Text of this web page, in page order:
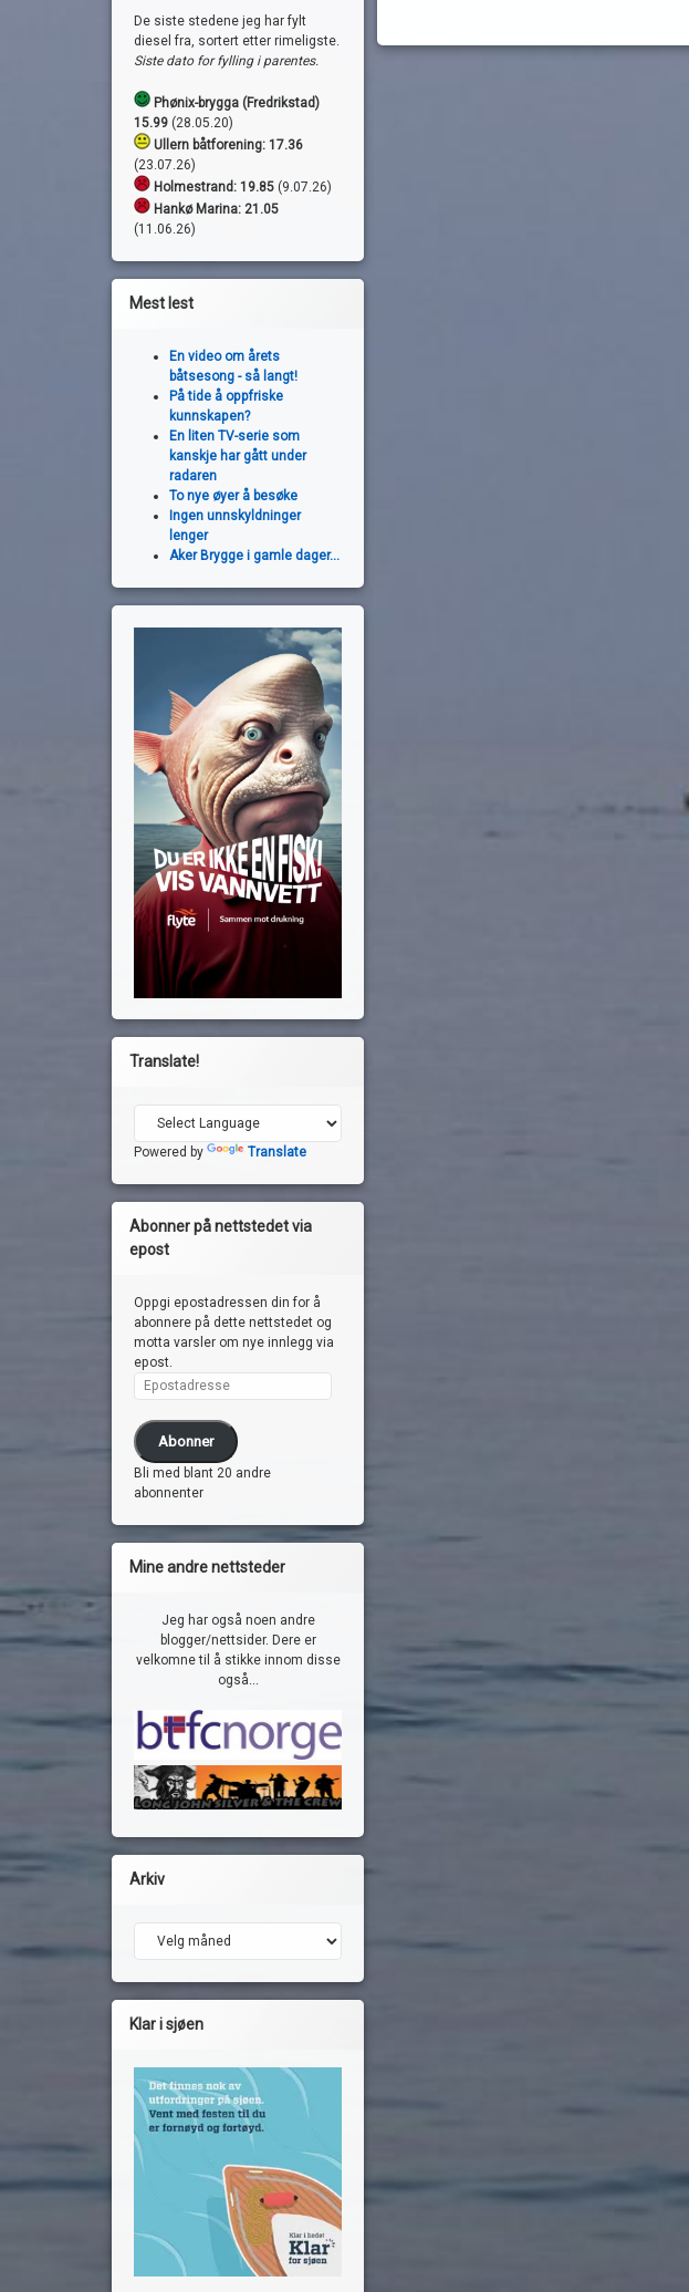
De siste stedene jeg har fylt
diesel fra, sortert etter rimeligste.
Siste dato for fylling i parentes.
Phønix-brygga (Fredrikstad)
15.99 (28.05.20)
Ullern båtforening: 17.36
(23.07.26)
Holmestrand: 19.85(9.07.26)
Hankø Marina: 21.05
(11.06.26)
Mest lest
En video om årets
båtsesong - så langt!
På tide å oppfriske
kunnskapen?
En liten TV-serie som
kanskje har gått under
radaren
To nye øyer å besøke
Ingen unnskyldninger
lenger
Aker Brygge i gamle dager...
Translate!
Powered by Translate
Abonner på nettstedet via
epost
Oppgi epostadressen din for å
abonnere på dette nettstedet og
motta varsler om nye innlegg via
epost.
Epostadresse
Abonner
Bli med blant 20 andre
abonnenter
Mine andre nettsteder
Jeg har også noen andre
blogger/nettsider. Dere er
velkomne til å stikke innom disse
også...
Arkiv
Arkiv
Klar i sjøen